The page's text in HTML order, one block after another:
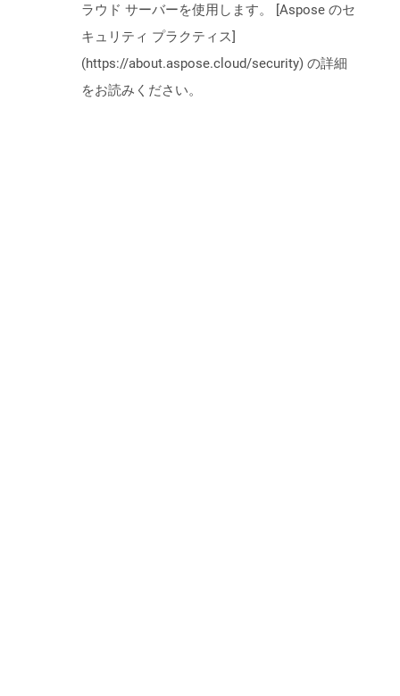
ラウド サーバーを使用します。 [Aspose のセ
キュリティ プラクティス]
(https://about.aspose.cloud/security) の詳細
をお読みください。